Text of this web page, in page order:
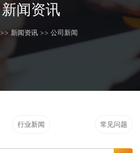
新闻资讯
>> 新闻资讯 >> 公司新闻
行业新闻 常见问题